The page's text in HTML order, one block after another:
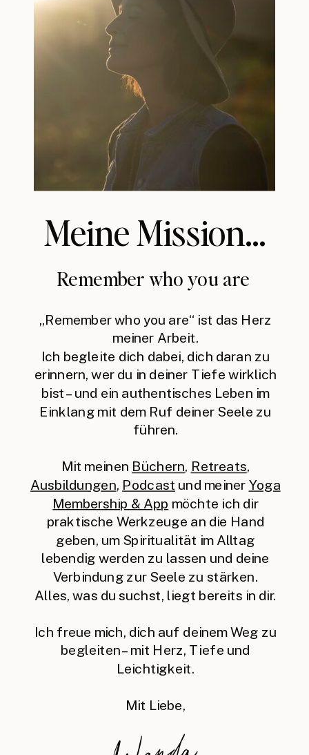
„Remember who you are“ ist das Herz
meiner Arbeit.
Ich begleite dich dabei, dich daran zu
erinnern, wer du in deiner Tiefe wirklich
bist – und ein authentisches Leben im
Einklang mit dem Ruf deiner Seele zu
führen.
Mit meinen Büchern, Retreats,
Ausbildungen, Podcast und meiner Yoga
Membership & App möchte ich dir
praktische Werkzeuge an die Hand
geben, um Spiritualität im Alltag
lebendig werden zu lassen und deine
Verbindung zur Seele zu stärken.
Alles, was du suchst, liegt bereits in dir.
Ich freue mich, dich auf deinem Weg zu
begleiten – mit Herz, Tiefe und
Leichtigkeit.
Mit Liebe,
Remember who you are
Meine Mission...